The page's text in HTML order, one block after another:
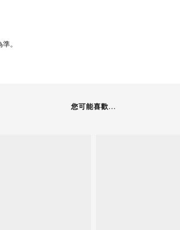
。
您可能喜歡...